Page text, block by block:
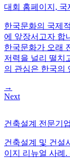
대회 홈페이지, 국
한국문화의 국제
에 앞장서고자 합
한국문화가 오래
저력을 널리 떨치
의 관심은 한국의
→
Next
건축설계 전문기
건축설계 및 건설
이지 리뉴얼 사례